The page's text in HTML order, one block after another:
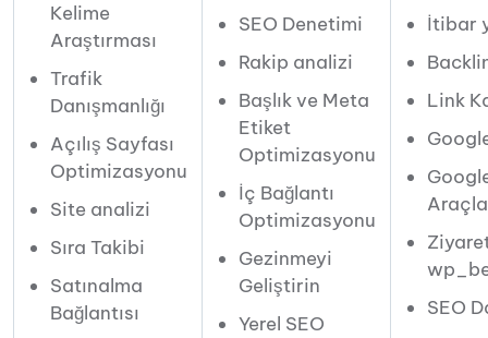
Kelime
Araştırması
Trafik
Danışmanlığı
Açılış Sayfası
Optimizasyonu
Site analizi
Sıra Takibi
Satınalma
Bağlantısı
SEO Denetimi
Rakip analizi
Başlık ve Meta
Etiket
Optimizasyonu
İç Bağlantı
Optimizasyonu
Gezinmeyi
Geliştirin
Yerel SEO
İtibar
Link
SEO